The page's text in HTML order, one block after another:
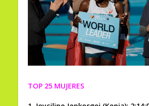
TOP 25 MUJERES